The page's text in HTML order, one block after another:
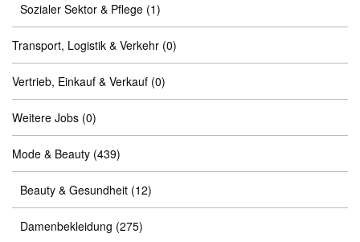
Sozialer Sektor & Pflege (1)
Transport, Logistik & Verkehr (0)
Vertrieb, Einkauf & Verkauf (0)
Weitere Jobs (0)
Mode & Beauty (439)
Beauty & Gesundheit (12)
Damenbekleidung (275)